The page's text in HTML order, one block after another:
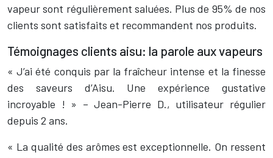
vapeur sont régulièrement saluées. Plus de 95% de nos
clients sont satisfaits et recommandent nos produits.
Témoignages clients aisu: la parole aux vapeurs
« J’ai été conquis par la fraîcheur intense et la finesse
des saveurs d’Aisu. Une expérience gustative
incroyable ! » – Jean-Pierre D., utilisateur régulier
depuis 2 ans.
« La qualité des arômes est exceptionnelle. On ressent